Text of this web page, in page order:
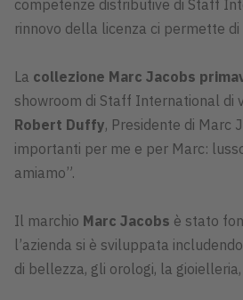
competenze distributive di Staff
rinnovo della licenza ci permette
La collezione Marc Jacobs
showroom di Staff International di
Robert Duffy, Presidente di Marc
importanti per me e per Marc:
amiamo”.
Il marchio Marc Jacobs è stato
l’azienda si è sviluppata
di bellezza, gli orologi, la